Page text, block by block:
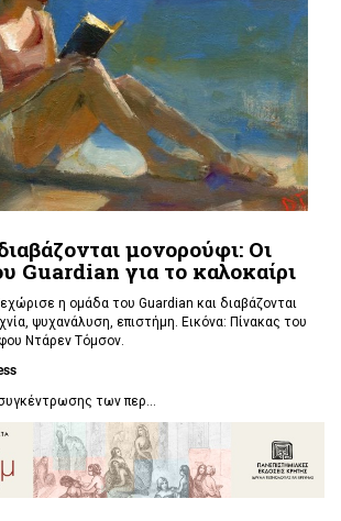
μονορούφι: Οι
Guardian για το καλοκαίρι
η ομάδα του Guardian και διαβάζονται
ψυχανάλυση, επιστήμη. Εικόνα: Πίνακας του
Ντάρεν Τόμσον.
των περ...